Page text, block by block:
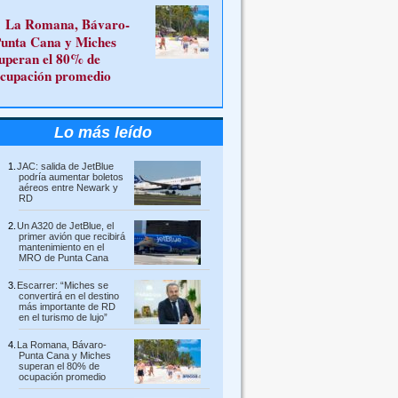
La Romana, Bávaro-
Cana y Miches
el 80% de
promedio
Lo más leído
JAC: salida de JetBlue
podría aumentar boletos
aéreos entre Newark y
RD
Un A320 de JetBlue, el
primer avión que recibirá
mantenimiento en el
MRO de Punta Cana
Escarrer: “Miches se
convertirá en el destino
más importante de RD
en el turismo de lujo”
La Romana, Bávaro-
Punta Cana y Miches
superan el 80% de
ocupación promedio